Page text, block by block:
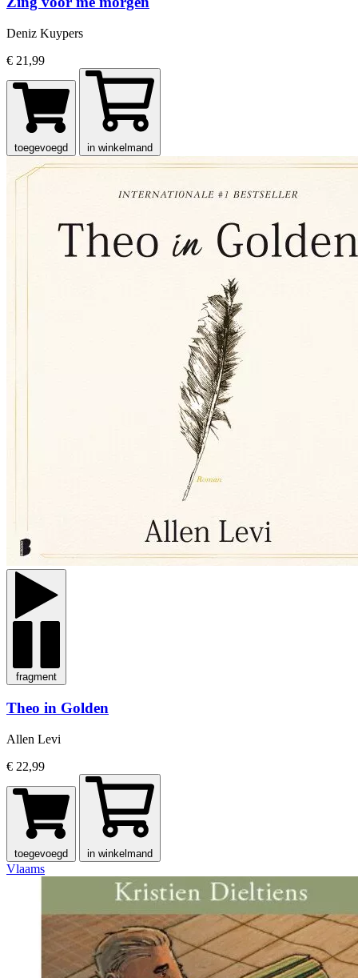
Deniz Kuypers
€ 21,99
toegevoegd in winkelmand
fragment
Theo in Golden
Allen Levi
€ 22,99
toegevoegd in winkelmand
Vlaams